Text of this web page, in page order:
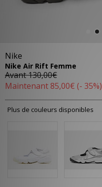
Nike
Nike Air Rift Femme
Avant130,00€
Maintenant 85,00€ (- 35%)
Plus de couleurs disponibles